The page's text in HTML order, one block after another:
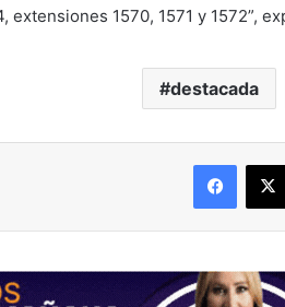
extensiones 1570, 1571 y 1572”,
destacada